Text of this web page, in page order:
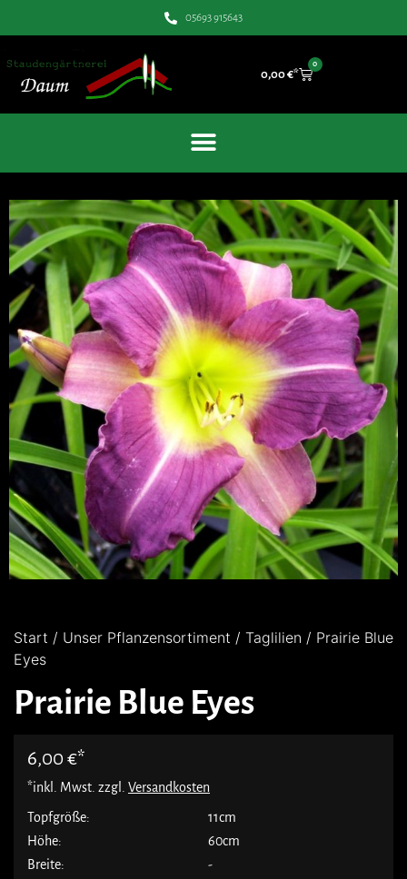
05693 915643
0,00€
0
Start / Unser Pflanzensortiment / Taglilien / Prairie Blue
Eyes
Prairie Blue Eyes
6,00 €
*inkl. Mwst. zzgl. Versandkosten
Topfgröße:
11cm
Höhe:
60cm
Breite:
-